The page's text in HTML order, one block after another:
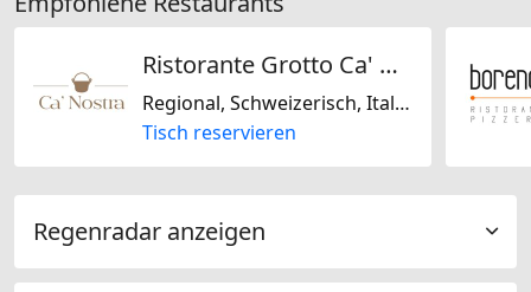
Ristorante Grotto Ca' Nostra
Regional, Schweizerisch, Italienisch
Tisch reservieren
Regenradar anzeigen